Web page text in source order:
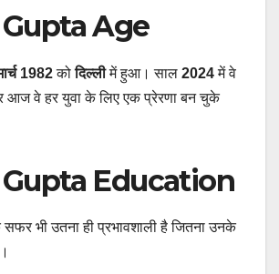
Age
1982कोदिल्लीमें हुआ। साल 2024में वे
वे हर युवा के लिए एक प्रेरणा बन चुके
Education
भी उतना ही प्रभावशाली है जितना उनके